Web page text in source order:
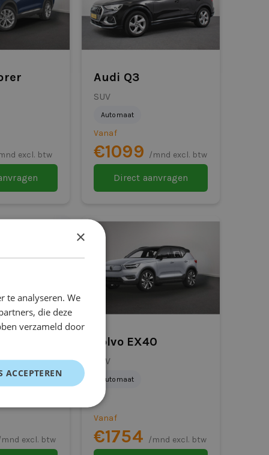
excl. btw
Audi Q3
SUV
Automaat
Vanaf
€1099 /mnd excl. btw
Direct aanvragen
excl. btw
Volvo EX40
SUV
Automaat
Vanaf
€1754 /mnd excl. btw
×
te analyseren. We
die deze
verzameld door
ACCEPTEREN